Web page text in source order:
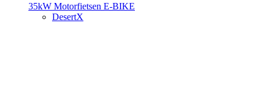
35kW Motorfietsen E-BIKE
DesertX